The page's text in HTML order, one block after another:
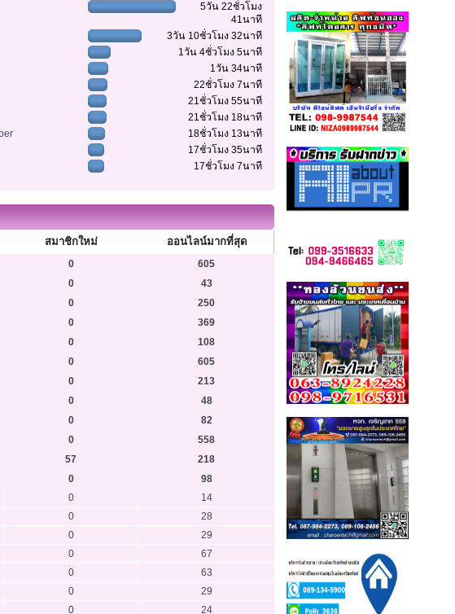
5วัน 22ชั่วโมง
41นาที
3วัน 10ชั่วโมง 32นาที
1วัน 4ชั่วโมง 5นาที
1วัน 34นาที
22ชั่วโมง 7นาที
21ชั่วโมง 55นาที
21ชั่วโมง 18นาที
18ชั่วโมง 13นาที
17ชั่วโมง 35นาที
17ชั่วโมง 7นาที
สมาชิกใหม่ ออนไลน์มากที่สุด
0
605
0
43
0
250
0
369
0
108
0
605
0
213
0
48
0
82
0
558
57
218
0
98
0
14
0
28
0
29
0
67
0
63
0
29
0
24